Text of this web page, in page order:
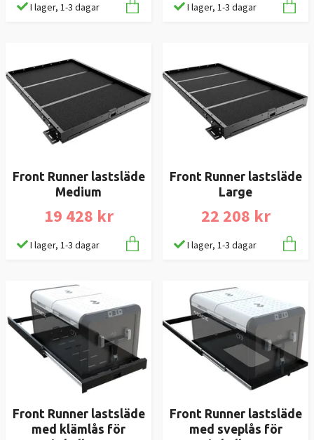
I lager, 1-3 dagar I lager, 1-3 dagar
Front Runner lastsläde
Medium
19 428 kr
I lager, 1-3 dagar
Front Runner lastsläde
Large
22 208 kr
I lager, 1-3 dagar
Front Runner lastsläde
med klämlås för
Front Runner lastsläde
med sveplås för